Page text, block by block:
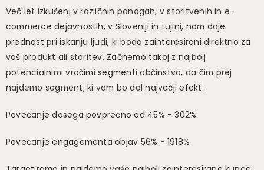
Več let izkušenj v različnih panogah, v storitvenih in e-
commerce dejavnostih, v Sloveniji in tujini, nam daje
prednost pri iskanju ljudi, ki bodo zainteresirani direktno za
vaš produkt ali storitev. Začnemo takoj z najbolj
potencialnimi vročimi segmenti občinstva, da čim prej
najdemo segment, ki vam bo dal največji efekt.
Povečanje dosega povprečno od 45% - 302%
Povečanje engagementa objav 56% - 1918%